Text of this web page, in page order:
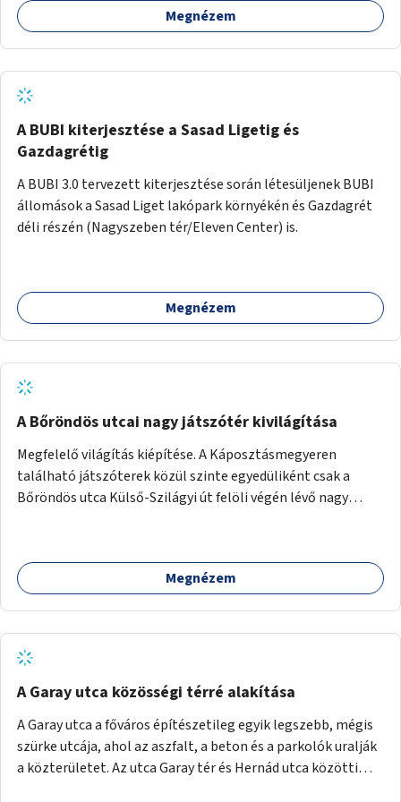
barátságosabbá és zöldebbé lehetne tenni a megállókat.
Megnézem
A BUBI kiterjesztése a Sasad Ligetig és
Gazdagrétig
A BUBI 3.0 tervezett kiterjesztése során létesüljenek BUBI
állomások a Sasad Liget lakópark környékén és Gazdagrét
déli részén (Nagyszeben tér/Eleven Center) is.
Megnézem
A Bőröndös utcai nagy játszótér kivilágítása
Megfelelő világítás kiépítése. A Káposztásmegyeren
található játszóterek közül szinte egyedüliként csak a
Bőröndös utca Külső-Szilágyi út felöli végén lévő nagy
Megnézem
A Garay utca közösségi térré alakítása
A Garay utca a főváros építészetileg egyik legszebb, mégis
szürke utcája, ahol az aszfalt, a beton és a parkolók uralják
a közterületet. Az utca Garay tér és Hernád utca közötti